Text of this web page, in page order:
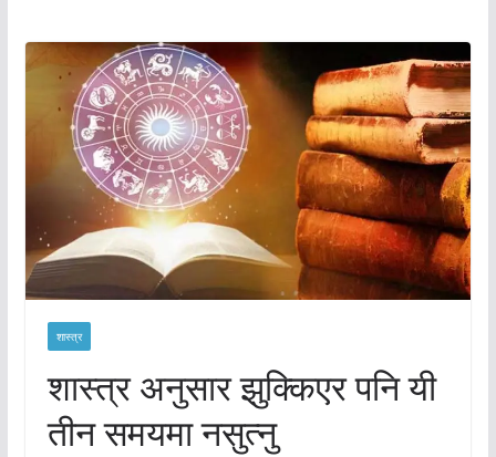
शास्त्र
शास्त्र अनुसार झुक्किएर पनि यी
तीन समयमा नसुत्नु